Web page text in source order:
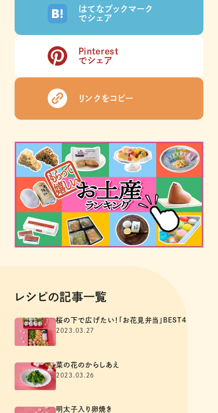
はてなブックマーク
でシェア
Pinterest
でシェア
リンクをコピー
レシピの記事一覧
桜の下で広げたい！「お花見弁当」BEST４
2023.03.27
菜の花のからしあえ
2023.03.26
明太子入り卵焼き